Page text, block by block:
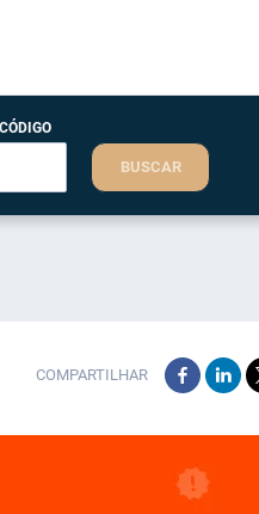
BUSCAR
COMPARTILHAR